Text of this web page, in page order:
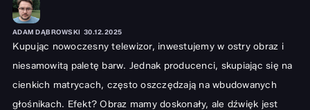
ADAM DĄBROWSKI 30.12.2025
Kupując nowoczesny telewizor, inwestujemy w ostry obraz i
niesamowitą paletę barw. Jednak producenci, skupiając się na
cienkich matrycach, często oszczędzają na wbudowanych
głośnikach. Efekt? Obraz mamy doskonały, ale dźwięk jest